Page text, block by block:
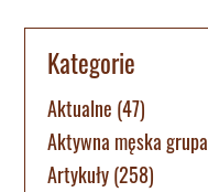
Kategorie
Aktualne (47)
Aktywna męska grupa
Artykuły(258)